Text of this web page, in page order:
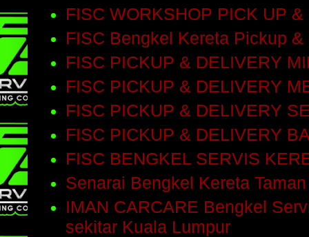
FISC WORKSHOP PICK UP
FISC Bengkel Kereta Pickup
FISC PICKUP & DELIVERY
FISC PICKUP & DELIVERY
FISC PICKUP & DELIVERY
FISC PICKUP & DELIVERY
FISC BENGKEL SERVIS
Senarai Bengkel Kereta
IMAN CARCARE Bengkel
sekitar Kuala Lumpur